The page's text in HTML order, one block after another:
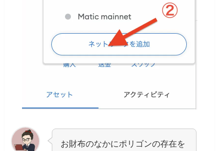
お財布のなかにポリゴンの存在を